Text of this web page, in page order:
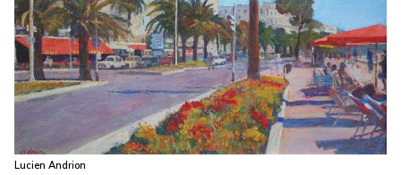
Lucien Andrion